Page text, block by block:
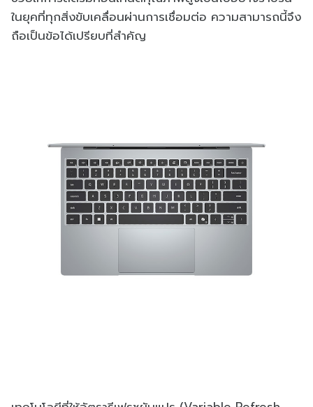
ในยุคที่ทุกสิ่งขับเคลื่อนผ่านการเชื่อมต่อ ความสามารถนี้จึง
ถือเป็นข้อได้เปรียบที่สำคัญ